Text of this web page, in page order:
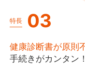
特長 03
健康診断書が原則
手続きがカンタン！